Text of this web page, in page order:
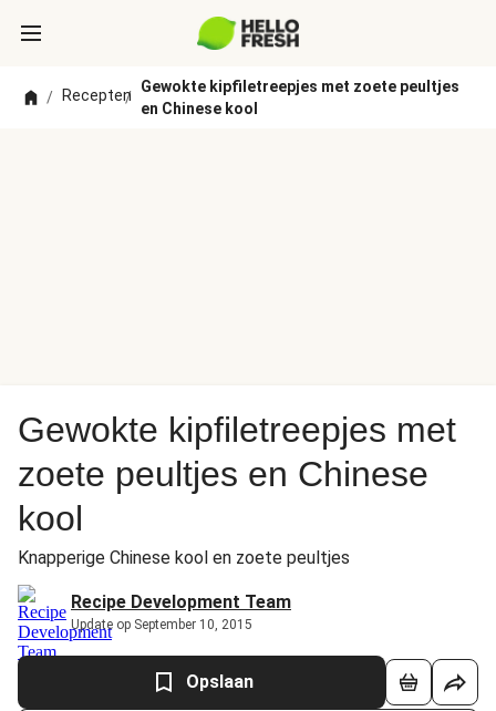
/ Recepten
/
Gewokte kipfiletreepjes met zoete peultjes
en Chinese kool
Gewokte kipfiletreepjes met
zoete peultjes en Chinese
kool
Knapperige Chinese kool en zoete peultjes
Recipe Development Team
Update op September 10, 2015
Opslaan